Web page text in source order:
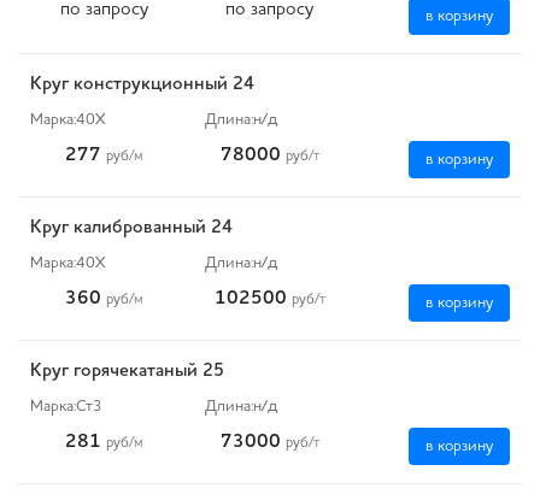
по запросу по запросу в корзину
Круг конструкционный 24
Марка:40Х Длина:н/д
277 руб/м 78000 руб/т в корзину
Круг калиброванный 24
Марка:40Х Длина:н/д
360 руб/м 102500 руб/т в корзину
Круг горячекатаный 25
Марка:Ст3 Длина:н/д
281 руб/м 73000 руб/т в корзину